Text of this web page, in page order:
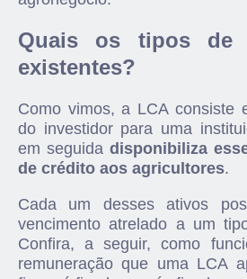
Quais os tipos de
existentes?
Como vimos, a LCA consiste
do investidor para uma
em seguidadisponibiliza
de crédito aos agricultores.
Cada um desses ativos
vencimento atrelado a um
Confira, a seguir, como
remuneração que uma LCA